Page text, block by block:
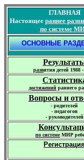
ГЛАВНАЯ
Настоящее раннее
по системе
ОСНОВНЫЕ
развития детей 1988
достижений раннего
Вопросы и
- родителей
- педагогов
- руководителей
по системеМИР
Регистрация